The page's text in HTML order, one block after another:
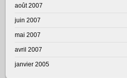
août 2007
juin 2007
mai 2007
avril 2007
janvier 2005